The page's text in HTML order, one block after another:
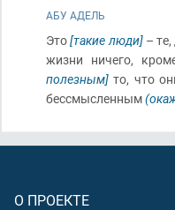
АБУ АДЕЛЬ
Это[такие люди]– те,
жизни ничего,
полезным] то, что
бессмысленным
О ПРОЕКТЕ